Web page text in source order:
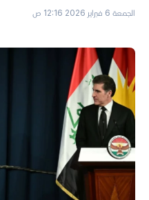
الجمعة 6 فبراير 2026 12:16 ص